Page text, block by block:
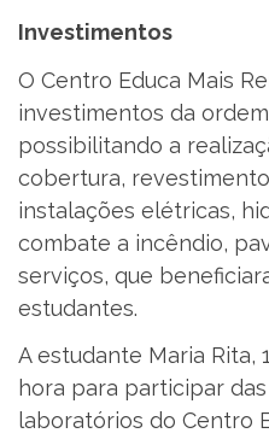
Investimentos
O Centro Educa Mais
investimentos da ordem
possibilitando a
cobertura,
instalações elétricas,
combate a incêndio,
serviços, que
estudantes.
A estudante Maria Rita,
hora para participar
laboratórios do Centro